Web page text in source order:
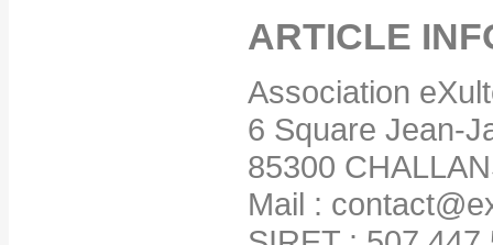
ARTICLE
Association
6 Square Jean-
85300
Mail :